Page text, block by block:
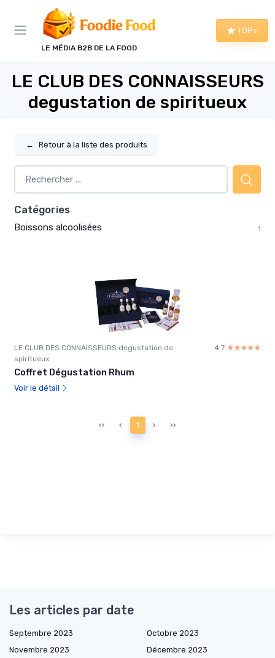
LE MÉDIA B2B DE LA FOOD
TOPs
LE CLUB DES CONNAISSEURS
degustation de spiritueux
← Retour à la liste des produits
Catégories
Boissons alcoolisées 1
LE CLUB DES CONNAISSEURS degustation de
spiritueux
4.7 ☆☆☆☆☆
★★★★★
Coffret Dégustation Rhum
Voir le détail
‹‹ ‹ 1 › ››
Les articles par date
Septembre 2023
Octobre 2023
Novembre 2023
Décembre 2023
Panneau de gestion des cookies